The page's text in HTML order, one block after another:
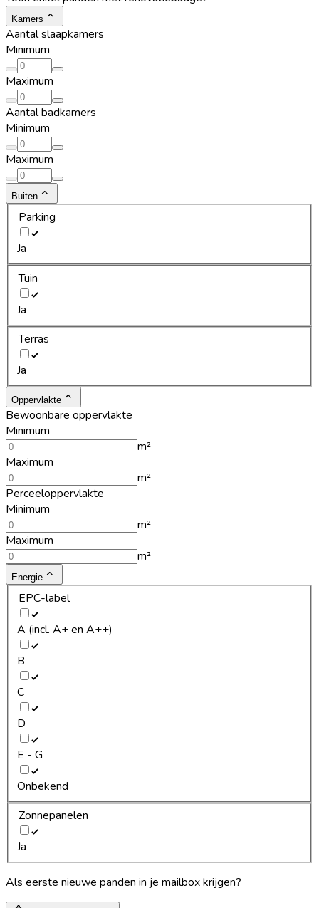
Kamers
Aantal slaapkamers
Minimum
Maximum
Aantal badkamers
Minimum
Maximum
Buiten
Parking
Ja
Tuin
Ja
Terras
Ja
Oppervlakte
Bewoonbare oppervlakte
Minimum
m²
Maximum
m²
Perceeloppervlakte
Minimum
m²
Maximum
m²
Energie
EPC-label
A (incl. A+ en A++)
B
C
D
E - G
Onbekend
Zonnepanelen
Ja
Als eerste nieuwe panden in je mailbox krijgen?